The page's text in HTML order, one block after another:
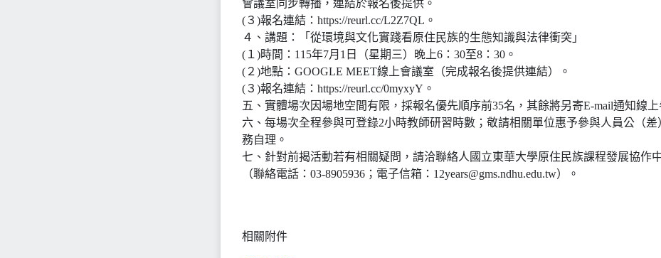
會議室同步轉播，連結於報名後提供。
(３)報名連結：https://reurl.cc/L2Z7QL。
４、講題：「從環境與文化實踐看原住民族的生態知識與法律衝突」
(１)時間：115年7月1日（星期三）晚上6：30至8：30。
(２)地點：GOOGLE MEET線上會議室（完成報名後提供連結）。
(３)報名連結：https://reurl.cc/0myxyY。
五、實體場次因場地空間有限，採報名優先順序前35名，其餘將另寄E-mail通知線上
六、每場次全程參與可登錄2小時教師研習時數；敬請相關單位惠予參與人員公（差
務自理。
七、針對前揭活動若有相關疑問，請洽聯絡人國立東華大學原住民族課程發展協作
（聯絡電話：03-8905936；電子信箱：12years@gms.ndhu.edu.tw）。
相關附件